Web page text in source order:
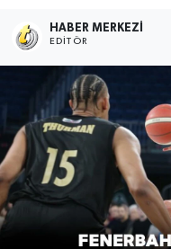
HABER MERKEZI
EDITÖR